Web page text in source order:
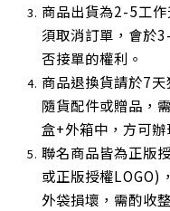
商品出貨為2-5工
須取消訂單，會於
否接單的權利。
商品退換貨請於7
隨貨配件或贈品，
盒+外箱中，方可辦
聯名商品皆為正版
或正版授權LOGO)
外袋損壞，需酌收